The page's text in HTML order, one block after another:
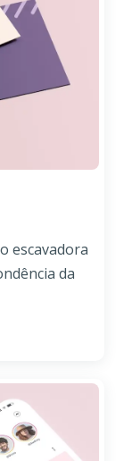
escavadora
da